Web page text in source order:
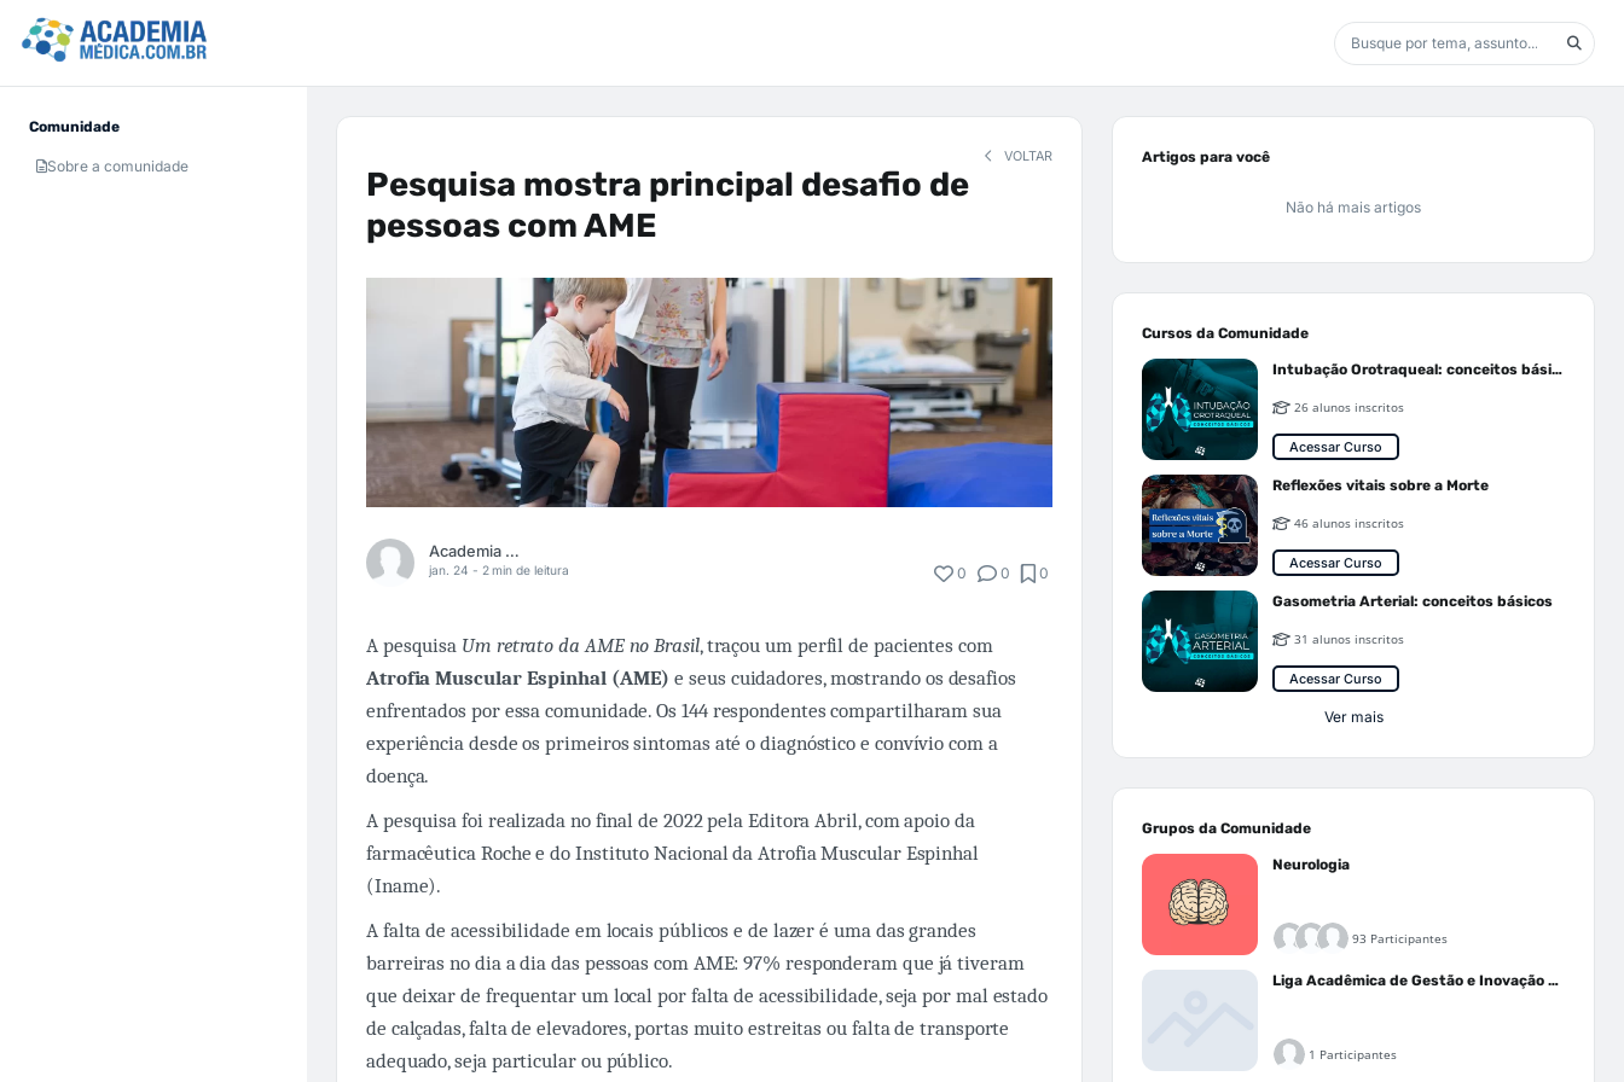
Comunidade
Sobre a comunidade
VOLTAR
Pesquisa mostra principal desafio de
pessoas com AME
Academia Médica
jan. 24 - 2 min de leitura 0 0 0
A pesquisa Um retrato da AME no Brasil, traçou um perfil de pacientes com
Atrofia Muscular Espinhal (AME) e seus cuidadores, mostrando os desafios
enfrentados por essa comunidade. Os 144 respondentes compartilharam sua
experiência desde os primeiros sintomas até o diagnóstico e convívio com a
doença.
A pesquisa foi realizada no final de 2022 pela Editora Abril, com apoio da
farmacêutica Roche e do Instituto Nacional da Atrofia Muscular Espinhal
(Iname).
A falta de acessibilidade em locais públicos e de lazer é uma das grandes
barreiras no dia a dia das pessoas com AME: 97% responderam que já tiveram
que deixar de frequentar um local por falta de acessibilidade, seja por mal estado
de calçadas, falta de elevadores, portas muito estreitas ou falta de transporte
adequado, seja particular ou público.
Artigos para você
Não há mais artigos
Cursos da Comunidade
Intubação Orotraqueal: conceitos básicos
26 alunos inscritos
Acessar Curso
Reflexões vitais sobre a Morte
46 alunos inscritos
Acessar Curso
Gasometria Arterial: conceitos básicos
31 alunos inscritos
Acessar Curso
Ver mais
Grupos da Comunidade
Neurologia
93 Participantes
Liga Acadêmica de Gestão e Inovação Médica - LAGIM
1 Participantes